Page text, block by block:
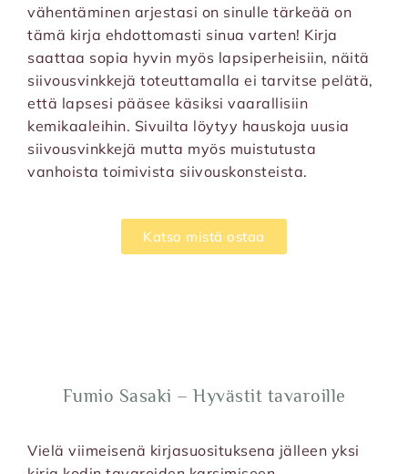
vähentäminen arjestasi on sinulle tärkeää on
tämä kirja ehdottomasti sinua varten! Kirja
saattaa sopia hyvin myös lapsiperheisiin, näitä
siivousvinkkejä toteuttamalla ei tarvitse pelätä,
että lapsesi pääsee käsiksi vaarallisiin
kemikaaleihin. Sivuilta löytyy hauskoja uusia
siivousvinkkejä mutta myös muistutusta
vanhoista toimivista siivouskonsteista.
Katso mistä ostaa
Fumio Sasaki – Hyvästit tavaroille
Vielä viimeisenä kirjasuosituksena jälleen yksi